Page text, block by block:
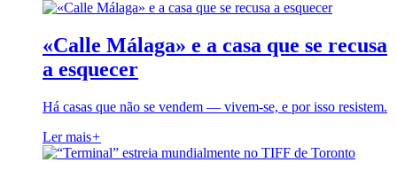
«Calle Málaga» e a casa que se recusa
a esquecer
Há casas que não se vendem — vivem-se, e por isso resistem.
Ler mais+